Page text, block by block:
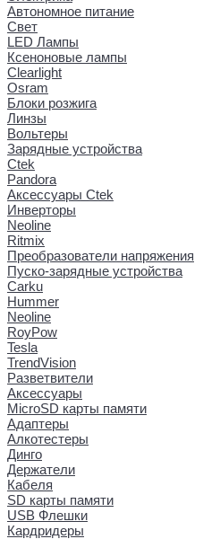
Автономное питание
Свет
LED Лампы
Ксеноновые лампы
Clearlight
Osram
Блоки розжига
Линзы
Вольтеры
Зарядные устройства
Ctek
Pandora
Аксессуары Ctek
Инверторы
Neoline
Ritmix
Преобразователи напряжения
Пуско-зарядные устройства
Carku
Hummer
Neoline
RoyPow
Tesla
TrendVision
Разветвители
Аксессуары
MicroSD карты памяти
Адаптеры
Алкотестеры
Динго
Держатели
Кабеля
SD карты памяти
USB Флешки
Кардридеры